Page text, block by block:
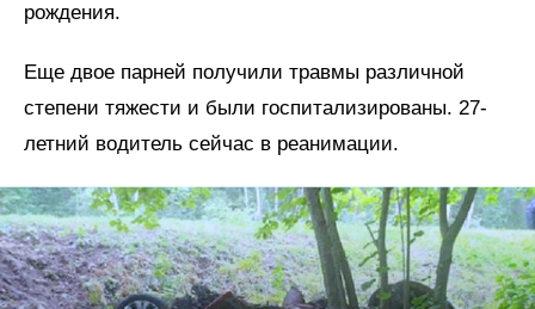
рождения.
Еще двое парней получили травмы различной
степени тяжести и были госпитализированы. 27-
летний водитель сейчас в реанимации.